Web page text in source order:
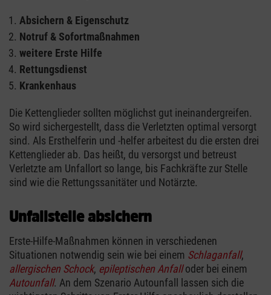
Absichern & Eigenschutz
Notruf & Sofortmaßnahmen
weitere Erste Hilfe
Rettungsdienst
Krankenhaus
Die Kettenglieder sollten möglichst gut ineinandergreifen.
So wird sichergestellt, dass die Verletzten optimal versorgt
sind. Als Ersthelferin und -helfer arbeitest du die ersten drei
Kettenglieder ab. Das heißt, du versorgst und betreust
Verletzte am Unfallort so lange, bis Fachkräfte zur Stelle
sind wie die Rettungssanitäter und Notärzte.
Unfallstelle absichern
Erste-Hilfe-Maßnahmen können in verschiedenen
Situationen notwendig sein wie bei einem Schlaganfall,
allergischen Schock, epileptischen Anfalloder bei einem
Autounfall. An dem Szenario Autounfall lassen sich die